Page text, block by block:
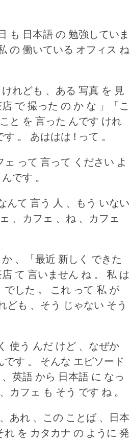
も 日本語 の 勉強していま
の 働いている オフィス ね
れども 、ある 写真 を 見
店 で 撮った の か な 」「こ
と を 言った んです けれ
。
あははは ! って 。
ェ って 言って ください よ
です 。
んて 言う 人 、もう いない
、カフェ 、ね 、カフェ
、「最近 新しく できた
て 言いません ね 。
私 は
した 。
これ って 私 が
ども 、そう じゃない そう
使う んだ けど 、なぜか
す 。
そんな エピソード
英語 から 日本語 に なっ
フェ も そう です ね 。
あれ 、この ことば 、日本
を カタカナ の ように 発